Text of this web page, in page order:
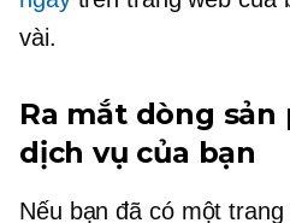
vài.
Ra mắt dòng sản
dịch vụ của bạn
Nếu bạn đã có một